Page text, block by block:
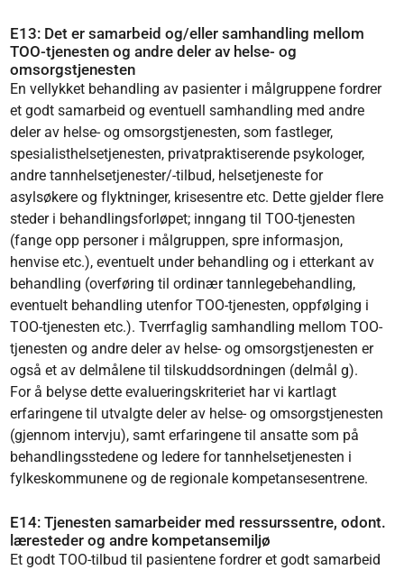
E13: Det er samarbeid og/eller samhandling mellom
TOO-tjenesten og andre deler av helse- og
omsorgstjenesten
En vellykket behandling av pasienter i målgruppene fordrer
et godt samarbeid og eventuell samhandling med andre
deler av helse- og omsorgstjenesten, som fastleger,
spesialisthelsetjenesten, privatpraktiserende psykologer,
andre tannhelsetjenester/-tilbud, helsetjeneste for
asylsøkere og flyktninger, krisesentre etc. Dette gjelder flere
steder i behandlingsforløpet; inngang til TOO-tjenesten
(fange opp personer i målgruppen, spre informasjon,
henvise etc.), eventuelt under behandling og i etterkant av
behandling (overføring til ordinær tannlegebehandling,
eventuelt behandling utenfor TOO-tjenesten, oppfølging i
TOO-tjenesten etc.). Tverrfaglig samhandling mellom TOO-
tjenesten og andre deler av helse- og omsorgstjenesten er
også et av delmålene til tilskuddsordningen (delmål g).
For å belyse dette evalueringskriteriet har vi kartlagt
erfaringene til utvalgte deler av helse- og omsorgstjenesten
(gjennom intervju), samt erfaringene til ansatte som på
behandlingsstedene og ledere for tannhelsetjenesten i
fylkeskommunene og de regionale kompetansesentrene.
E14: Tjenesten samarbeider med ressurssentre, odont.
læresteder og andre kompetansemiljø
Et godt TOO-tilbud til pasientene fordrer et godt samarbeid